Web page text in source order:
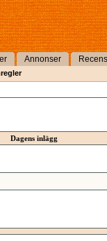
Annonser
Dagens inlägg